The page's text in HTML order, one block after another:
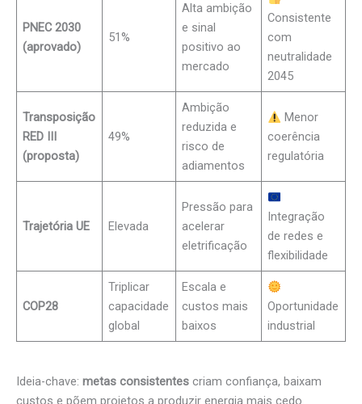
PNEC 2030
(aprovado)
51%
Alta ambição
e sinal
positivo ao
mercado
Consistente
com
neutralidade
2045
Transposição
RED III
(proposta)
49%
Ambição
reduzida e
risco de
adiamentos
Menor
coerência
regulatória
Trajetória UE Elevada
Pressão para
acelerar
eletrificação
Integração
de redes e
flexibilidade
COP28
Triplicar
capacidade
global
Escala e
custos mais
baixos
Oportunidade
industrial
Ideia-chave: metas consistentes criam confiança, baixam
custos e põem projetos a produzir energia mais cedo.